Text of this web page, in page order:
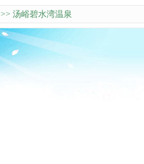
>> 汤峪碧水湾温泉